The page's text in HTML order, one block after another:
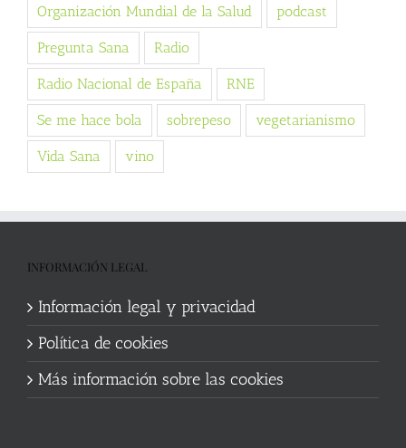
Organización Mundial de la Salud podcast
Pregunta Sana Radio
Radio Nacional de España RNE
Se me hace bola sobrepeso vegetarianismo
Vida Sana vino
INFORMACIÓN LEGAL
Información legal y privacidad
Política de cookies
Más información sobre las cookies